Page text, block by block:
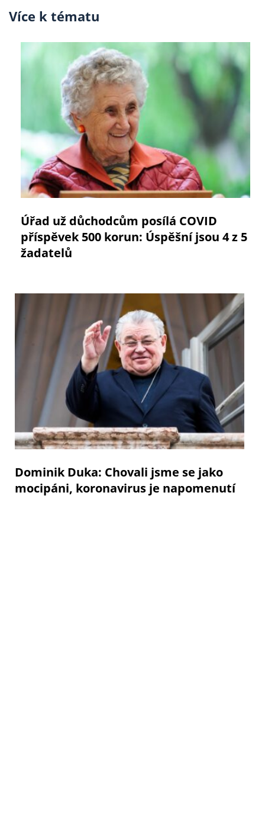
Více k tématu
Úřad už důchodcům posílá COVID
příspěvek 500 korun: Úspěšní jsou 4 z 5
žadatelů
Dominik Duka: Chovali jsme se jako
mocipáni, koronavirus je napomenutí